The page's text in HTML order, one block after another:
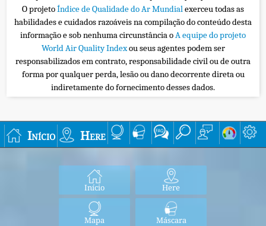
O projetoÍndice de Qualidade do Ar Mundialexerceu todas as
habilidades e cuidados razoáveis na compilação do conteúdo desta
informação e sob nenhuma circunstância oA equipe do projeto
World Air Quality Indexou seus agentes podem ser
responsabilizados em contrato, responsabilidade civil ou de outra
forma por qualquer perda, lesão ou dano decorrente direta ou
indiretamente do fornecimento desses dados.
Início Here
Início Here
Mapa Máscara